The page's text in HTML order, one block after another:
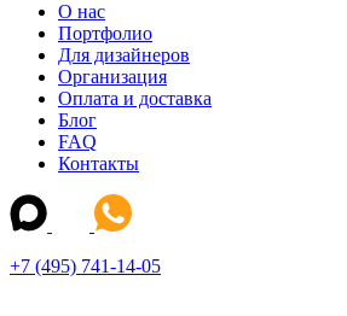
О нас
Портфолио
Для дизайнеров
Организация
Оплата и доставка
Блог
FAQ
Контакты
+7 (495) 741-14-05